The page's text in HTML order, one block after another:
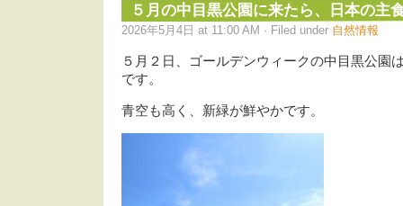
５月の中目黒公園に来たら、日本の主
2026年5月4日 at 11:00 AM · Filed under 自然情報
５月２日、ゴールデンウィークの中目黒公園
です。
青空も高く、新緑が鮮やかです。